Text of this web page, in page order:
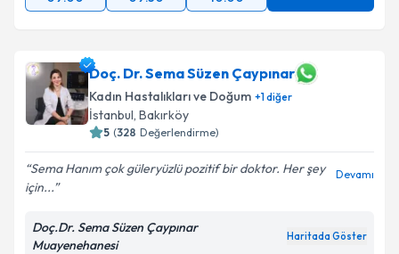
Doç. Dr. Sema Süzen Çaypınar
Kadın Hastalıkları ve Doğum +1diğer
İstanbul, Bakırköy
5 (328 Değerlendirme)
Sema Hanım çok güleryüzlü pozitif bir doktor. Her şey
için...
Devamı
Doç.Dr. Sema Süzen Çaypınar
Muayenehanesi
Haritada Göster